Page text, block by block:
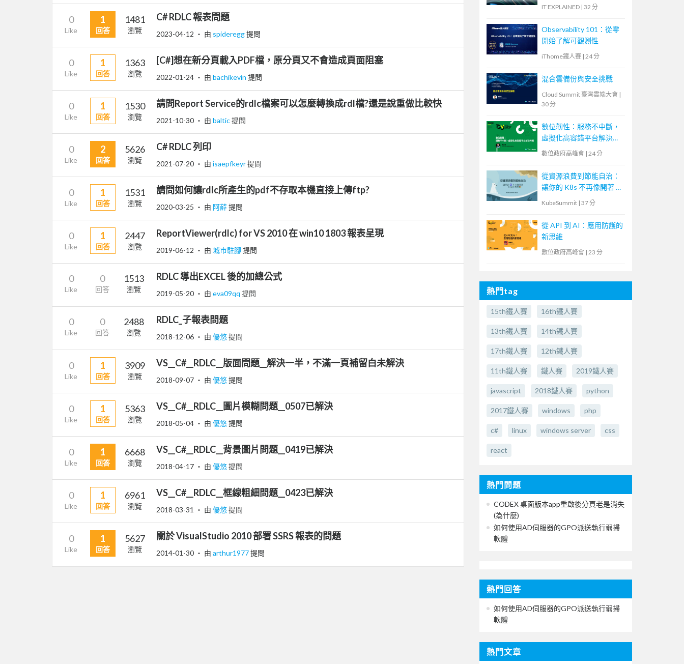
0
Like
1
回答
1481
瀏覽
C# RDLC 報表問題
2023-04-12 ‧ 由 spideregg提問
0
Like
1
回答
1363
瀏覽
[C#]想在新分頁載入PDF檔，原分頁又不會造成頁面阻塞
2022-01-24 ‧ 由 bachikevin 提問
0
Like
1
回答
1530
瀏覽
請問Report Service的rdlc檔案可以怎麼轉換成rdl檔?還是說重做比較快
2021-10-30 ‧ 由 baltic提問
0
Like
2
回答
5626
瀏覽
C# RDLC 列印
2021-07-20 ‧ 由 isaepfkeyr提問
0
Like
1
回答
1531
瀏覽
請問如何讓rdlc所產生的pdf不存取本機直接上傳ftp?
2020-03-25 ‧ 由 阿薛提問
0
Like
1
回答
2447
瀏覽
ReportViewer(rdlc) for VS 2010 在 win10 1803 報表呈現
2019-06-12 ‧ 由 城市駐腳 提問
0
Like
0
回答
1513
瀏覽
RDLC 導出EXCEL 後的加總公式
2019-05-20 ‧ 由 eva09qq 提問
0
Like
0
回答
2488
瀏覽
RDLC_子報表問題
2018-12-06 ‧ 由 優悠提問
0
Like
1
回答
3909
瀏覽
VS__C#__RDLC__版面問題__解決一半，不滿一頁補留白未解決
2018-09-07 ‧ 由 優悠提問
0
Like
1
回答
5363
瀏覽
VS__C#__RDLC__圖片模糊問題__0507已解決
2018-05-04 ‧ 由 優悠提問
0
Like
1
回答
6668
瀏覽
VS__C#__RDLC__背景圖片問題__0419已解決
2018-04-17 ‧ 由 優悠提問
0
Like
1
回答
6961
瀏覽
VS__C#__RDLC__框線粗細問題__0423已解決
2018-03-31 ‧ 由 優悠提問
0
Like
1
回答
5627
瀏覽
關於 VisualStudio 2010 部署 SSRS 報表的問題
2014-01-30 ‧ 由 arthur1977提問
IT EXPLAINED | 32 分
Observability 101：從零
開始了解可觀測性
iThome鐵人賽 | 24 分
混合雲備份與安全挑戰
Cloud Summit 臺灣雲端大會 |
30 分
數位韌性：服務不中斷，
虛擬化高容錯平台解決方
案
數位政府高峰會 | 24 分
從資源浪費到節能自治：
讓你的 K8s 不再像開著 N
個分頁的瀏覽器
KubeSummit | 37 分
從 API 到 AI：應用防護的
新思維
數位政府高峰會 | 23 分
熱門tag
15th鐵人賽 16th鐵人賽
13th鐵人賽 14th鐵人賽
17th鐵人賽 12th鐵人賽
11th鐵人賽 鐵人賽 2019鐵人賽
javascript 2018鐵人賽 python
2017鐵人賽 windows php
c# linux windows server css
react
熱門問題
CODEX 桌面版本app重啟後分頁老是消失
(為什麼)
如何使用AD伺服器的GPO派送執行弱掃
軟體
熱門回答
如何使用AD伺服器的GPO派送執行弱掃
軟體
熱門文章